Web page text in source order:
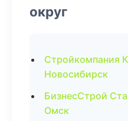
округ
Стройкомпания
Новосибирск
БизнесСтрой
Омск